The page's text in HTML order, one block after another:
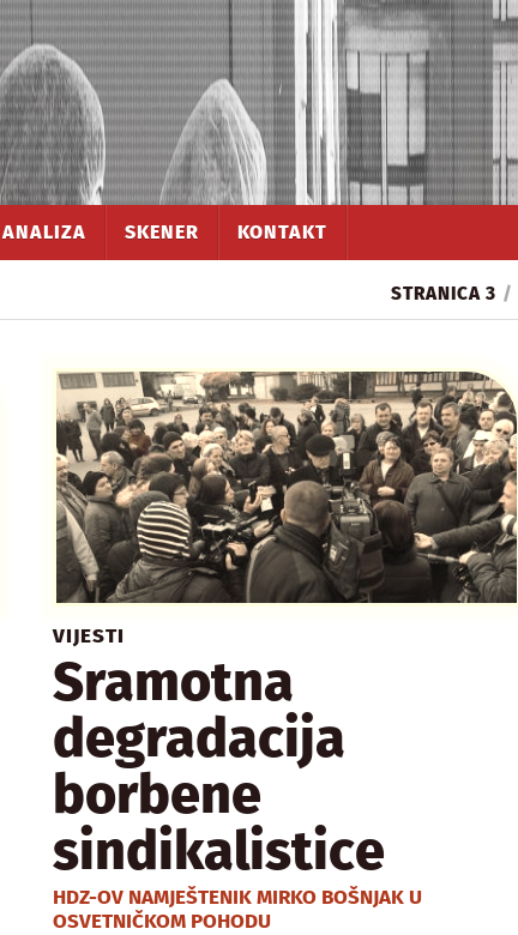
ANALIZA SKENER KONTAKT
STRANICA 3 /
VIJESTI
Sramotna
degradacija
borbene
sindikalistice
HDZ-OV NAMJEŠTENIK MIRKO BOŠNJAK U
OSVETNIČKOM POHODU